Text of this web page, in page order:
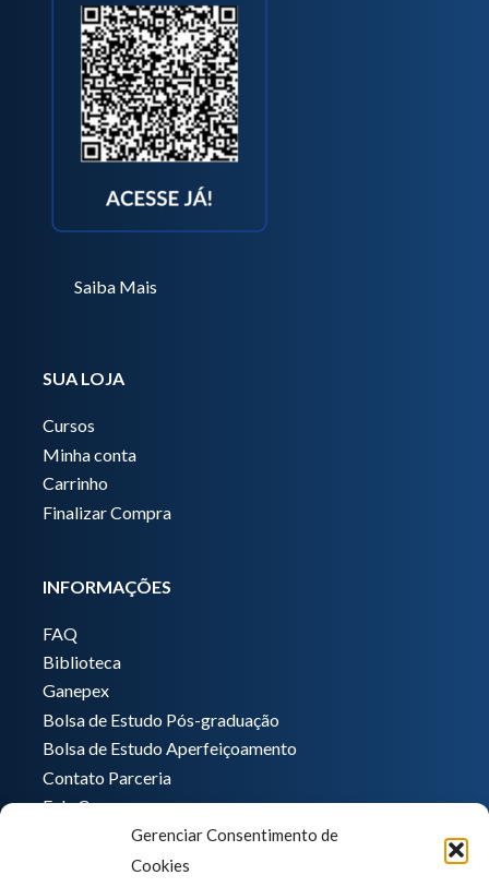
Gerenciar Consentimento de
Cookies
Saiba Mais
SUA LOJA
Cursos
Minha conta
Carrinho
Finalizar Compra
INFORMAÇÕES
FAQ
Biblioteca
Ganepex
Bolsa de Estudo Pós-graduação
Bolsa de Estudo Aperfeiçoamento
Contato Parceria
Fale Conosco